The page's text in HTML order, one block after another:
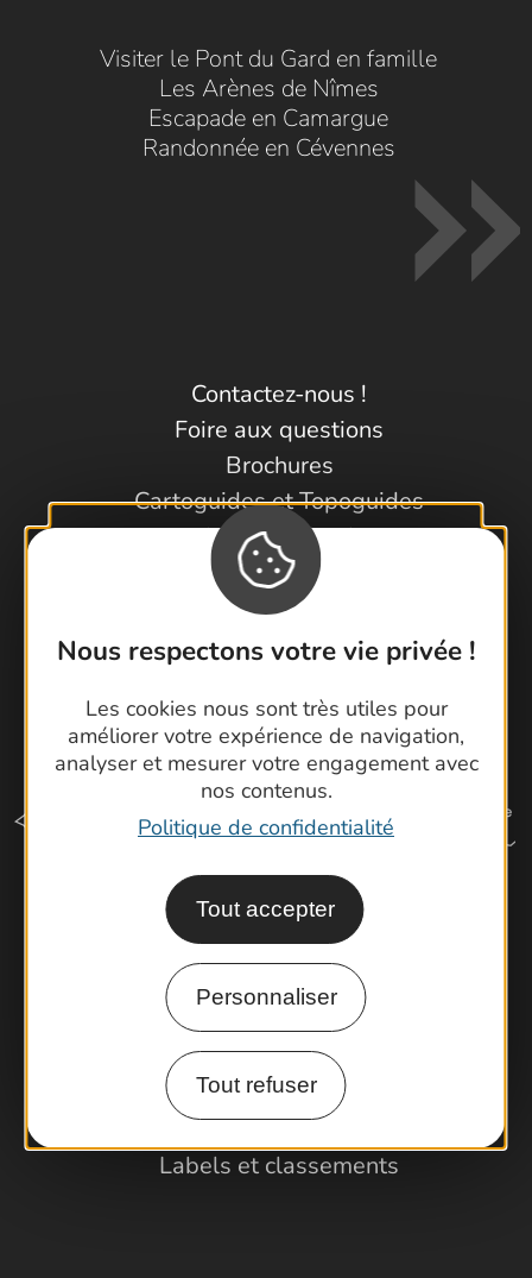
Nous respectons votre vie privée !
Les cookies nous sont très utiles pour
améliorer votre expérience de navigation,
analyser et mesurer votre engagement avec
nos contenus.
Politique de confidentialité
Tout accepter
Personnaliser
Tout refuser
Visiter le Pont du Gard en famille
Les Arènes de Nîmes
Escapade en Camargue
Randonnée en Cévennes
Contactez-nous !
Foire aux questions
Brochures
Cartoguides et Topoguides
Latitude Gard
Comment venir ?
Espace Pro
Observatoire
Partenaires et Pros
Porteurs de projets
Labels et classements